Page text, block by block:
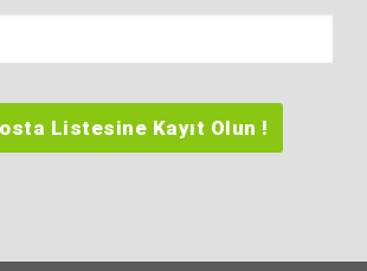
Listesine Kayıt Olun !